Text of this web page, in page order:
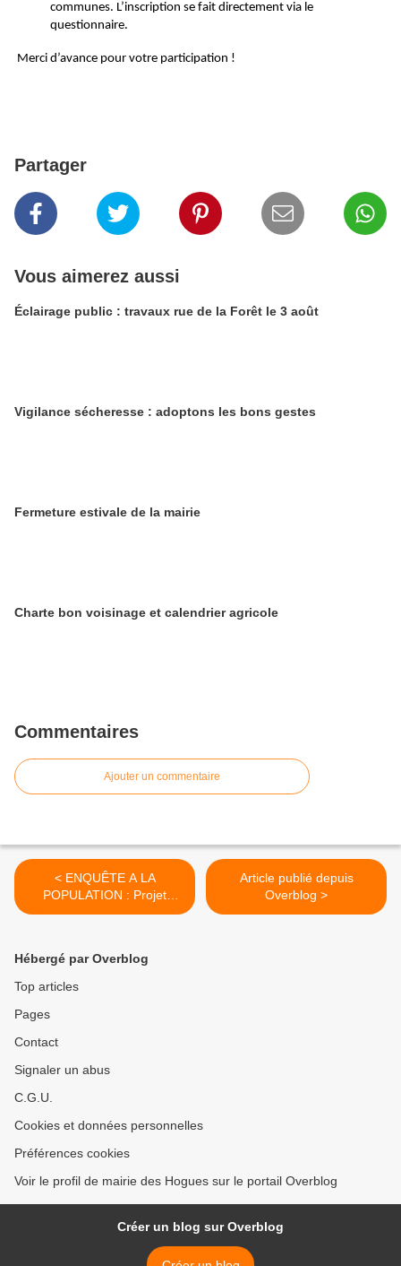
communes. L’inscription se fait directement via le
questionnaire.
Merci d’avance pour votre participation !
Partager
Vous aimerez aussi
Éclairage public : travaux rue de la Forêt le 3 août
Vigilance sécheresse : adoptons les bons gestes
​​​​​​​Fermeture estivale de la mairie
Charte bon voisinage et calendrier agricole
Commentaires
Ajouter un commentaire
< ENQUÊTE A LA
POPULATION : Projet
éducatif et social local
Article publié depuis
Overblog >
Hébergé par Overblog
Top articles
Pages
Contact
Signaler un abus
C.G.U.
Cookies et données personnelles
Préférences cookies
Voir le profil de mairie des Hogues sur le portail Overblog
Créer un blog sur Overblog